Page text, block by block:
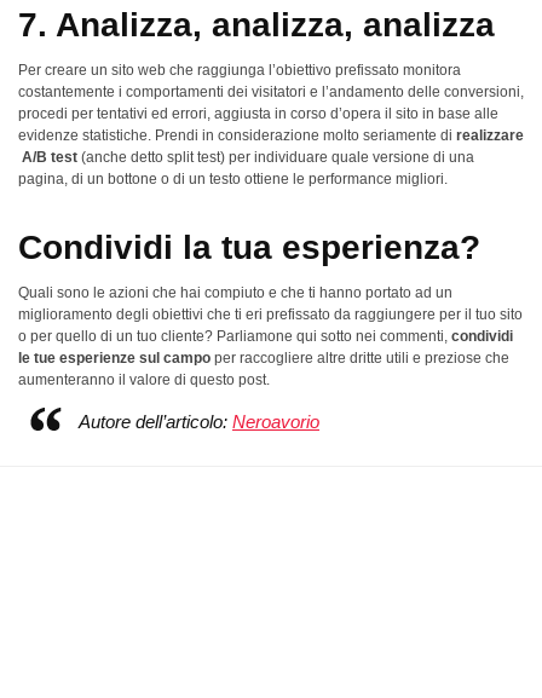
7. Analizza, analizza, analizza
Per creare un sito web che raggiunga l’obiettivo prefissato monitora
costantemente i comportamenti dei visitatori e l’andamento delle conversioni,
procedi per tentativi ed errori, aggiusta in corso d’opera il sito in base alle
evidenze statistiche. Prendi in considerazione molto seriamente di realizzare
A/B test (anche detto split test) per individuare quale versione di una
pagina, di un bottone o di un testo ottiene le performance migliori.
Condividi la tua esperienza?
Quali sono le azioni che hai compiuto e che ti hanno portato ad un
miglioramento degli obiettivi che ti eri prefissato da raggiungere per il tuo sito
o per quello di un tuo cliente? Parliamone qui sotto nei commenti, condividi
le tue esperienze sul campo per raccogliere altre dritte utili e preziose che
aumenteranno il valore di questo post.
Autore dell’articolo: Neroavorio